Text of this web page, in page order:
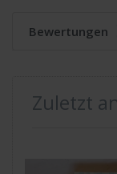
Bewertungen
Zuletzt